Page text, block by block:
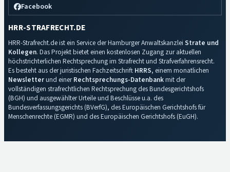
Facebook
HRR-STRAFRECHT.DE
HRR-Strafrecht.de ist ein Service der Hamburger Anwaltskanzlei Strate und
Kollegen. Das Projekt bietet einen kostenlosen Zugang zur aktuellen
höchstrichterlichen Rechtsprechung im Strafrecht und Strafverfahrensrecht.
Es besteht aus der juristischen Fachzeitschrift HRRS, einem monatlichen
Newsletterund einerRechtsprechungs-Datenbankmit der
vollständigen strafrechtlichen Rechtsprechung des Bundesgerichtshofs
(BGH) und ausgewählter Urteile und Beschlüsse u.a. des
Bundesverfassungsgerichts (BVerfG), des Europäischen Gerichtshofs für
Menschenrechte (EGMR) und des Europäischen Gerichtshofs (EuGH).